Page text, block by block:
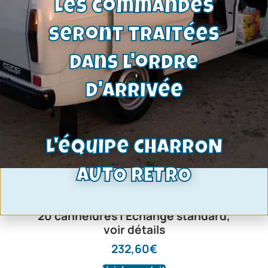
20 cannelures | Échange standard,
voir détails
232,60€
Les commandes
seront traitées
dans l'ordre
d'arrivée
L'équipe CHARRON
AUTO RETRO